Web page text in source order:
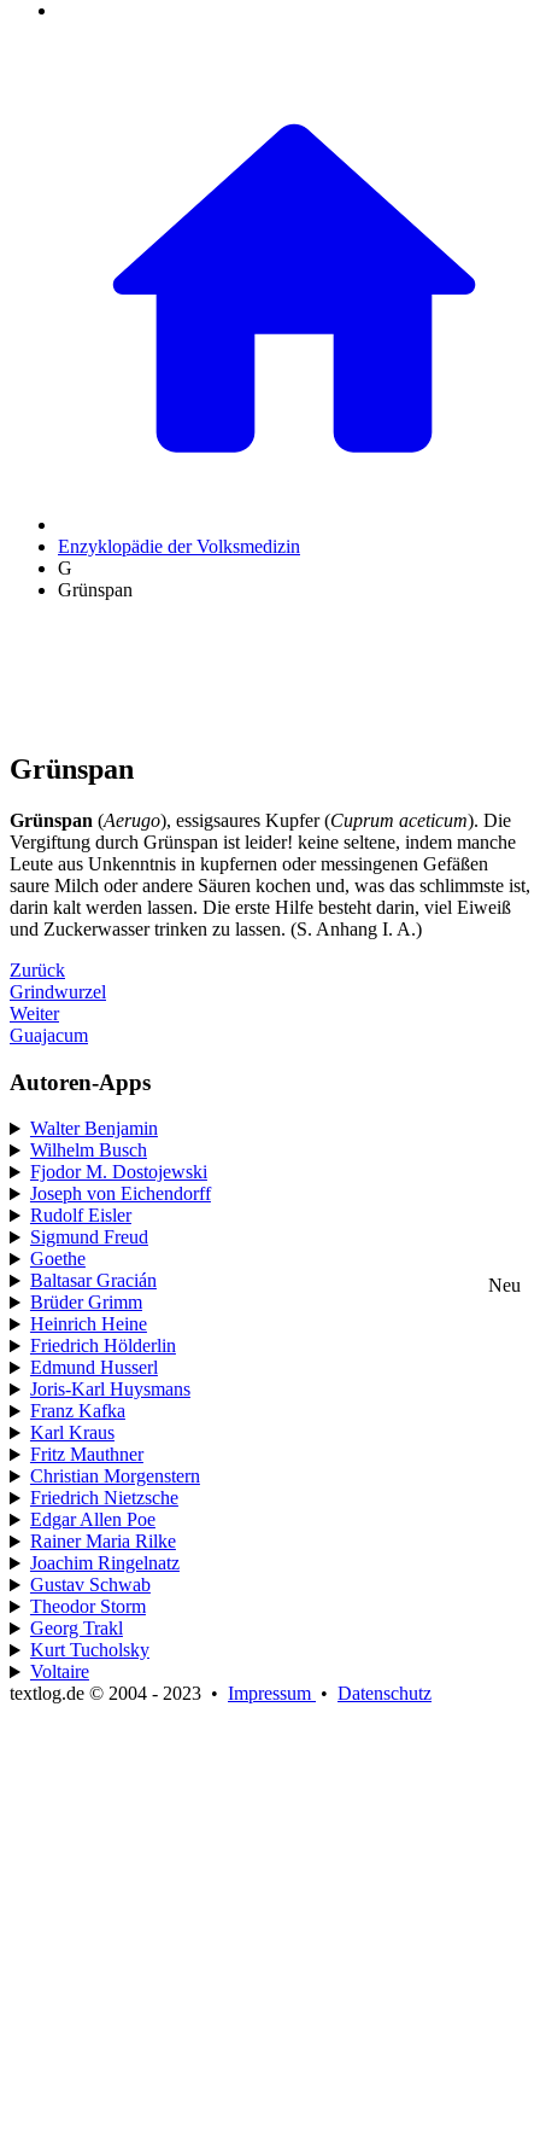
Enzyklopädie der Volksmedizin
G
Grünspan
Grünspan
Grünspan (Aerugo), essigsaures Kupfer (Cuprum aceticum). Die
Vergiftung durch Grünspan ist leider! keine seltene, indem manche
Leute aus Unkenntnis in kupfernen oder messingenen Gefäßen
saure Milch oder andere Säuren kochen und, was das schlimmste ist,
darin kalt werden lassen. Die erste Hilfe besteht darin, viel Eiweiß
und Zuckerwasser trinken zu lassen. (S. Anhang I. A.)
Zurück
Grindwurzel
Weiter
Guajacum
Autoren-Apps
Walter Benjamin
Wilhelm Busch
Fjodor M. Dostojewski
Joseph von Eichendorff
Rudolf Eisler
Sigmund Freud
Goethe
Baltasar Gracián
Neu
Brüder Grimm
Heinrich Heine
Friedrich Hölderlin
Edmund Husserl
Joris-Karl Huysmans
Franz Kafka
Karl Kraus
Fritz Mauthner
Christian Morgenstern
Friedrich Nietzsche
Edgar Allen Poe
Rainer Maria Rilke
Joachim Ringelnatz
Gustav Schwab
Theodor Storm
Georg Trakl
Kurt Tucholsky
Voltaire
textlog.de © 2004 - 2023 • Impressum • Datenschutz